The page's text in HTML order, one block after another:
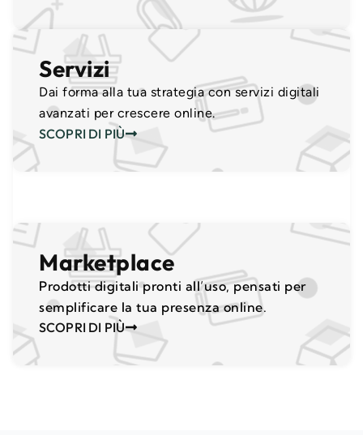
Servizi
Dai forma alla tua strategia con servizi digitali
avanzati per crescere online.
SCOPRI DI PIÙ
Marketplace
Prodotti digitali pronti all’uso, pensati per
semplificare la tua presenza online.
SCOPRI DI PIÙ